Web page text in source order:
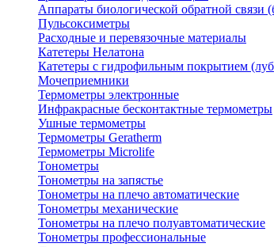
Аппараты биологической обратной связи
Пульсоксиметры
Расходные и перевязочные материалы
Катетеры Нелатона
Катетеры с гидрофильным покрытием
Мочеприемники
Термометры электронные
Инфракрасные бесконтактные термометры
Ушные термометры
Термометры Geratherm
Термометры Microlife
Тонометры
Тонометры на запястье
Тонометры на плечо автоматические
Тонометры механические
Тонометры на плечо полуавтоматические
Тонометры профессиональные